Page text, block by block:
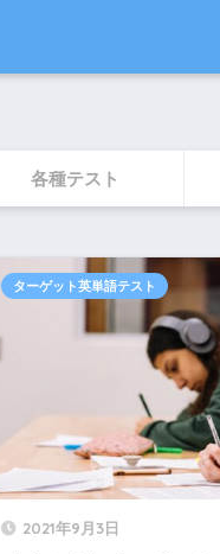
各種テスト
2021年9月3日
ターゲット英単語テスト